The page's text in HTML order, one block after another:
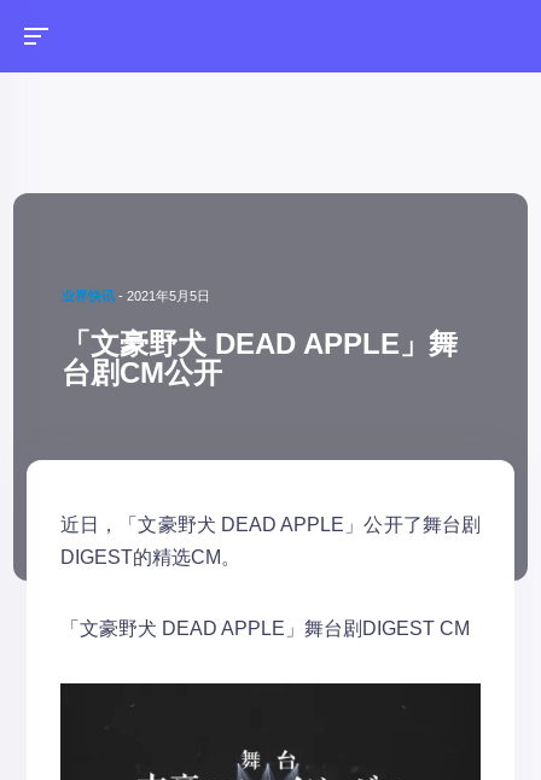
业界快讯 -2021年5月5日
「文豪野犬 DEAD APPLE」舞
台剧CM公开
近日，「文豪野犬 DEAD APPLE」公开了舞台剧
DIGEST的精选CM。
「文豪野犬 DEAD APPLE」舞台剧DIGEST CM